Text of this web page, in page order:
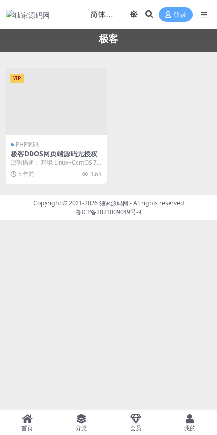
登录
极客
VIP
PHP源码
极客DDOS网页端源码无授权
源码描述： 环境 Linux+CentOS 7.6
+nginx1.18+mysq...
5 年前 1.6K
Copyright © 2021-2026独家源码网 - All rights reserved
鲁ICP备2021009049号-9
首页 分类 会员 我的